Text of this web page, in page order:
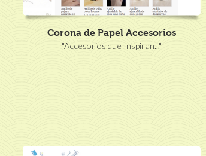
Corona de Papel Accesorios
"Accesorios que Inspiran..."